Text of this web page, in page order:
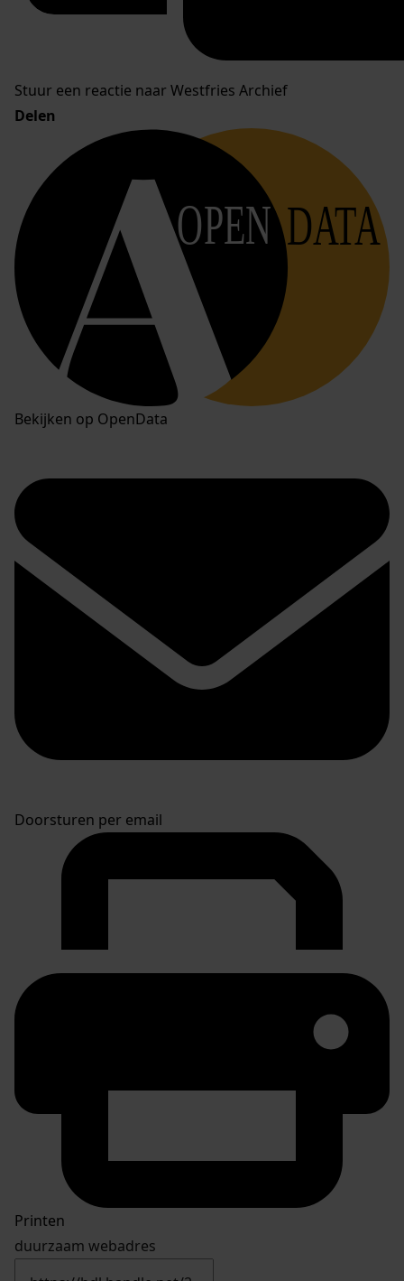
Stuur een reactie naar Westfries Archief
Delen
OPEN DATA
Bekijken op OpenData
Doorsturen per email
Printen
duurzaam webadres